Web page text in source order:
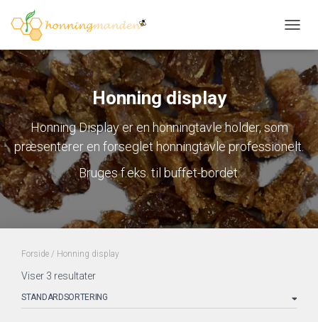
Honning display
Honning Display er en honningtavle holder, som
præsenterer en forseglet honningtavle professionelt.
Bruges f.eks. til buffet-bordet.
Forside / Honning display
Viser 3 resultater